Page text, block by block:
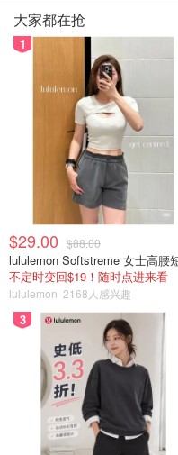
综上所述，XRP 在加拿
场情绪和监管发展的综合
展，XRP 脱颖而出，成
字货币市场的投资者的焦
专业提示：对于加密货
开始，并利用 hibit.com
当前 XRP 价格和 CAD 趋
根据最新数据，XRP 的
2.11 加元。这意味着过去
出现下跌，但 XRP 的表
的加密货币市场背景下
历史新高。比特币价格
导致投资者对 XRP 等山
在加拿大市场，XRP 的
切相关。例如，虽然比
XRP 也因其旨在促进跨
大家都在抢
1
$29.00 $88.00
不定时变回$19！随时点进来看
lululemon 2168人感兴趣
3